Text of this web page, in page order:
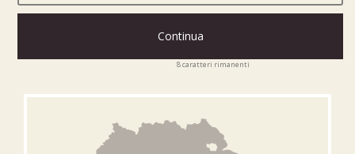
Continua
8caratteri rimanenti